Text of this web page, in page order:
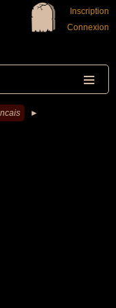
Inscription
Connexion
►